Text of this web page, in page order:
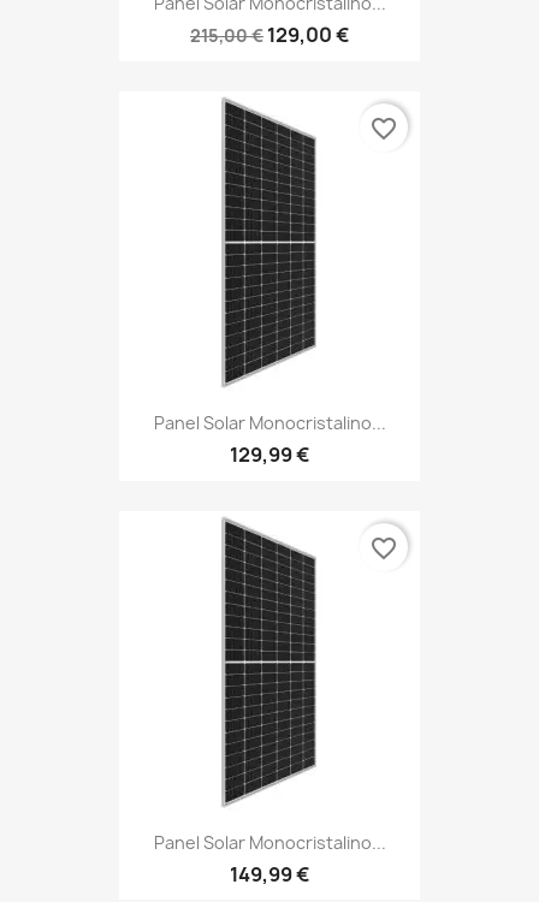
215,00 € 129,00 €
Panel Solar Monocristalino...
129,99 €
favorite_border
Panel Solar Monocristalino...
149,99 €
favorite_border